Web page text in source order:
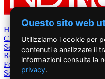
Home
Chi Siamo
Settimanale
Rete News
Foto&Video
Sostienici
Questo sito web
Utilizziamo i cookie per
contenuti e analizzare il
informazioni consulta la
privacy.